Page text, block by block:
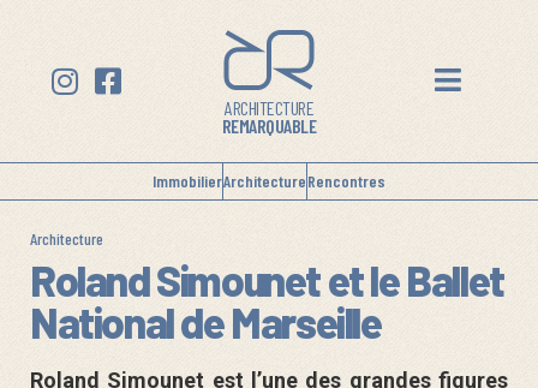
ARCHITECTURE
REMARQUABLE
ImmobilierArchitectureRencontres
Architecture
Roland Simounet et le Ballet
National de Marseille
Roland Simounet est l’une des grandes figures